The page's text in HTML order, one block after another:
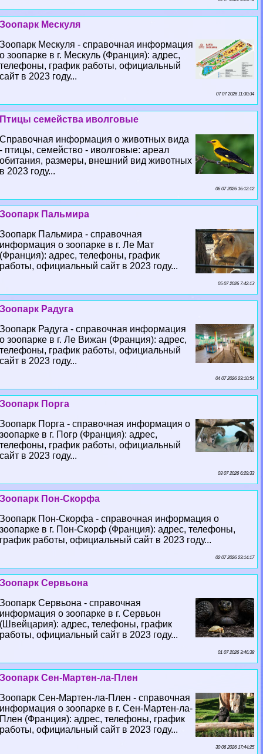
Зоопарк Мескуля
Зоопарк Мескуля - справочная информация
о зоопарке в г. Мескуль (Франция): адрес,
телефоны, график работы, официальный
сайт в 2023 году...
07 07 2026 11:30:34
Птицы семейства иволговые
Справочная информация о животных вида
- птицы, семейство - иволговые: ареал
обитания, размеры, внешний вид животных
в 2023 году...
06 07 2026 16:12:12
Зоопарк Пальмира
Зоопарк Пальмира - справочная
информация о зоопарке в г. Ле Мат
(Франция): адрес, телефоны, график
работы, официальный сайт в 2023 году...
05 07 2026 7:42:13
Зоопарк Радуга
Зоопарк Радуга - справочная информация
о зоопарке в г. Ле Вижан (Франция): адрес,
телефоны, график работы, официальный
сайт в 2023 году...
04 07 2026 23:10:54
Зоопарк Порга
Зоопарк Порга - справочная информация о
зоопарке в г. Погр (Франция): адрес,
телефоны, график работы, официальный
сайт в 2023 году...
03 07 2026 6:29:33
Зоопарк Пон-Скорфа
Зоопарк Пон-Скорфа - справочная информация о
зоопарке в г. Пон-Скорф (Франция): адрес, телефоны,
график работы, официальный сайт в 2023 году...
02 07 2026 23:14:17
Зоопарк Сервьона
Зоопарк Сервьона - справочная
информация о зоопарке в г. Сервьон
(Швейцария): адрес, телефоны, график
работы, официальный сайт в 2023 году...
01 07 2026 3:46:38
Зоопарк Сен-Мартен-ла-Плен
Зоопарк Сен-Мартен-ла-Плен - справочная
информация о зоопарке в г. Сен-Мартен-ла-
Плен (Франция): адрес, телефоны, график
работы, официальный сайт в 2023 году...
30 06 2026 17:44:25